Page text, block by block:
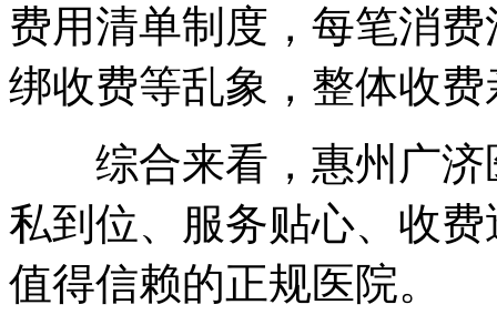
费用清单制度，每笔消
绑收费等乱象，整体收
综合来看，惠州广济
私到位、服务贴心、收
值得信赖的正规医院。